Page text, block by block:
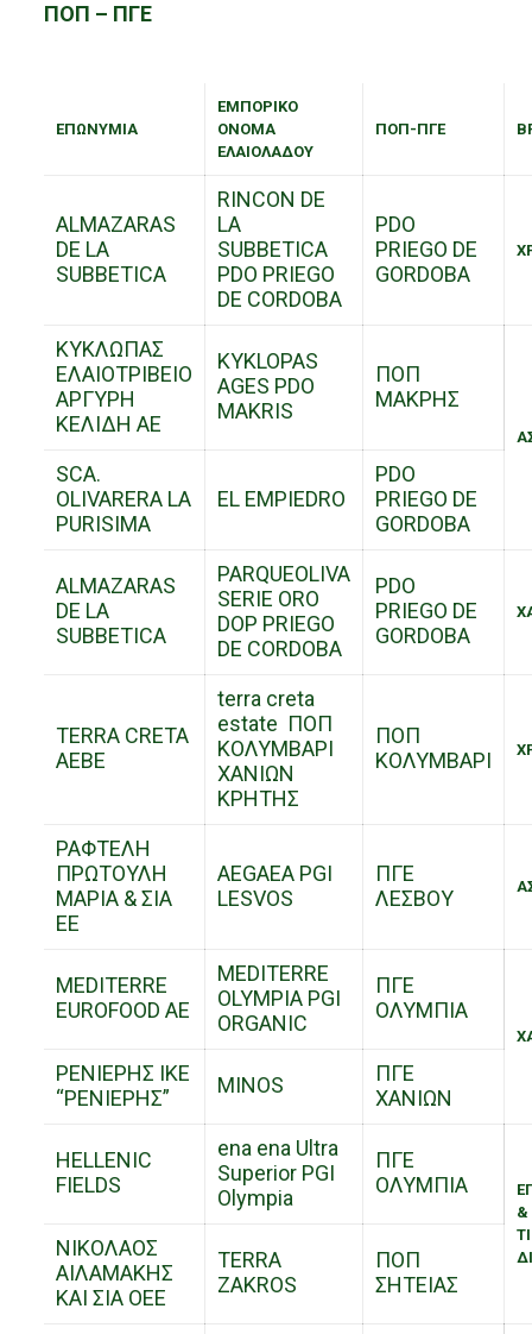
ΠΟΠ – ΠΓΕ
ΕΠΩΝΥΜΙΑ
ΕΜΠΟΡΙΚΟ
ΟΝΟΜΑ
ΕΛΑΙΟΛΑΔΟΥ
ΠΟΠ-ΠΓΕ
ALMAZARAS
DE LA
SUBBETICA
RINCON DE
LA
SUBBETICA
PDO PRIEGO
DE CORDOBA
PDO
PRIEGO DE
GORDOBA
ΚΥΚΛΩΠΑΣ
ΕΛΑΙΟΤΡΙΒΕΙΟ
ΑΡΓΥΡΗ
ΚΕΛΙΔΗ ΑΕ
KYKLOPAS
AGES PDO
MAKRIS
ΠΟΠ
ΜΑΚΡΗΣ
SCA.
OLIVARERA LA
PURISIMA
EL EMPIEDRO
PDO
PRIEGO DE
GORDOBA
ALMAZARAS
DE LA
SUBBETICA
PARQUEOLIVA
SERIE ORO
DOP PRIEGO
DE CORDOBA
PDO
PRIEGO DE
GORDOBA
TERRA CRETA
AEBE
terra creta
estate ΠΟΠ
ΚΟΛΥΜΒΑΡΙ
ΧΑΝΙΩΝ
ΚΡΗΤΗΣ
ΠΟΠ
ΚΟΛΥΜΒΑΡΙ
ΡΑΦΤΕΛΗ
ΠΡΩΤΟΥΛΗ
ΜΑΡΙΑ & ΣΙΑ
ΕΕ
AEGAEA PGI
LESVOS
ΠΓΕ
ΛΕΣΒΟΥ
MEDITERRE
EUROFOOD AE
MEDITERRE
OLYMPIA PGI
ORGANIC
ΠΓΕ
ΟΛΥΜΠΙΑ
ΡΕΝΙΕΡΗΣ ΙΚΕ
“ΡΕΝΙΕΡΗΣ”
MINOS
ΠΓΕ
ΧΑΝΙΩΝ
HELLENIC
FIELDS
ena ena Ultra
Superior PGI
Olympia
ΠΓΕ
ΟΛΥΜΠΙΑ
&
ΝΙΚΟΛΑΟΣ
ΑΙΛΑΜΑΚΗΣ
ΚΑΙ ΣΙΑ ΟΕΕ
TERRA
ZAKROS
ΠΟΠ
ΣΗΤΕΙΑΣ